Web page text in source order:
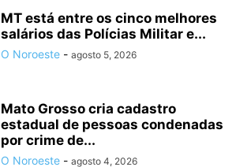
MT está entre os cinco melhores
salários das Polícias Militar e...
O Noroeste - agosto 5, 2026
Mato Grosso cria cadastro
estadual de pessoas condenadas
por crime de...
O Noroeste - agosto 4, 2026